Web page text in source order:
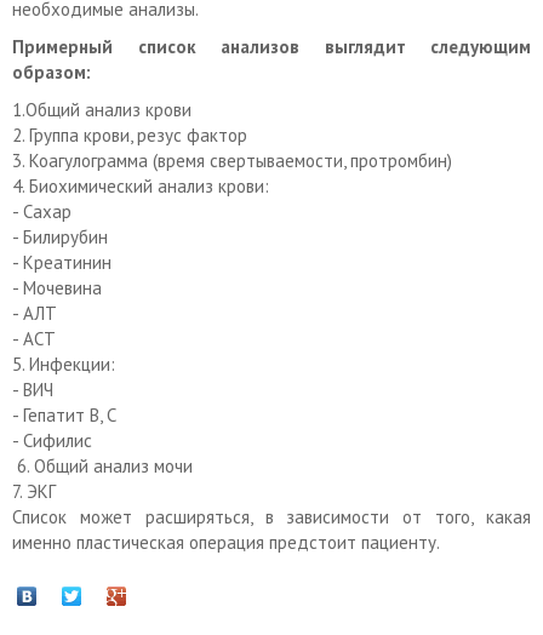
необходимые анализы.
Примерный список анализов выглядит следующим
образом:
1.Общий анализ крови
2. Группа крови, резус фактор
3. Коагулограмма (время свертываемости, протромбин)
4. Биохимический анализ крови:
- Сахар
- Билирубин
- Креатинин
- Мочевина
- АЛТ
- АСТ
5. Инфекции:
- ВИЧ
- Гепатит В, С
- Сифилис
6. Общий анализ мочи
7. ЭКГ
Список может расширяться, в зависимости от того, какая
именно пластическая операция предстоит пациенту.